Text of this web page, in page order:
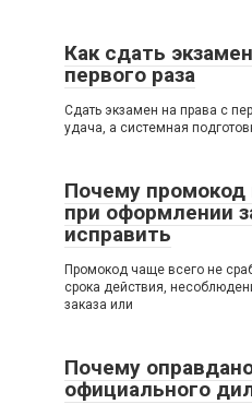
Как сдать
первого раза
Сдать экзамен на права с
удача, а системная
Почему промокод
при оформлении
исправить
Промокод чаще всего не
срока действия,
заказа или
Почему
официального